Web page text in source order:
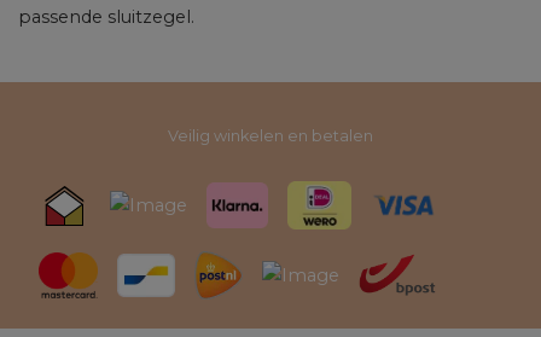
passende sluitzegel.
Veilig winkelen en betalen